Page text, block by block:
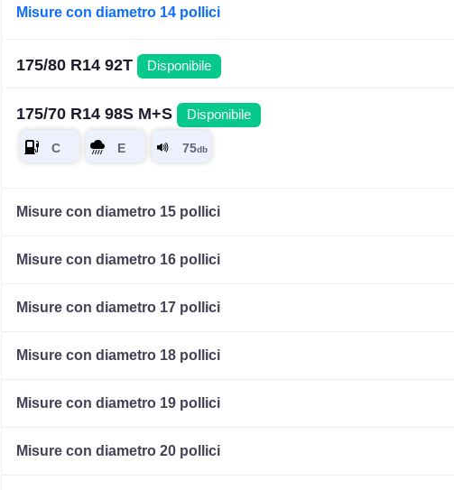
Misure con diametro 14 pollici
175/80 R14 92T Disponibile
175/70 R14 98S M+S Disponibile
Misure con diametro 15 pollici
Misure con diametro 16 pollici
Misure con diametro 17 pollici
Misure con diametro 18 pollici
Misure con diametro 19 pollici
Misure con diametro 20 pollici